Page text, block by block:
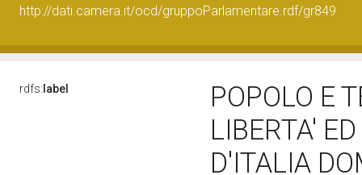
http://dati.camera.it/ocd/gruppoParlamentare.rdf/gr849
rdfs: label
POPOLO E
LIBERTA'
D'ITALIA